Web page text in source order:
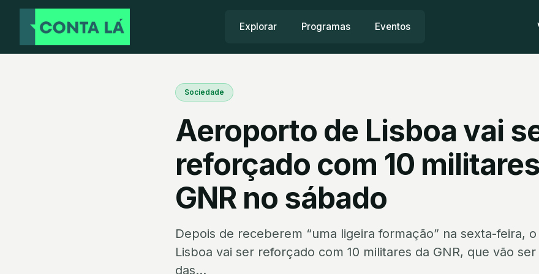
Explorar Programas Eventos
Sociedade
Aeroporto de Lisboa vai
reforçado com 10
GNR no sábado
Depois de receberem “uma ligeira formação” na sexta-feira,
Lisboa vai ser reforçado com 10 militares da GNR, que vão
das...